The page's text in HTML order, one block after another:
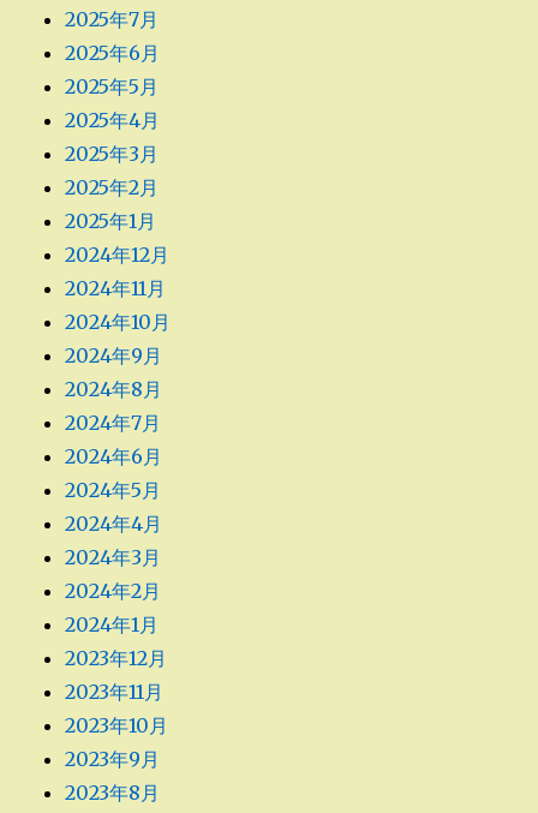
2025年7月
2025年6月
2025年5月
2025年4月
2025年3月
2025年2月
2025年1月
2024年12月
2024年11月
2024年10月
2024年9月
2024年8月
2024年7月
2024年6月
2024年5月
2024年4月
2024年3月
2024年2月
2024年1月
2023年12月
2023年11月
2023年10月
2023年9月
2023年8月